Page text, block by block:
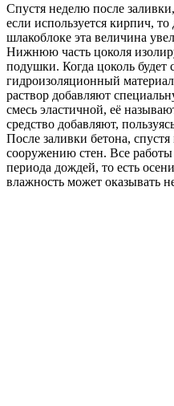
Спустя неделю после
если используется кирпич,
шлакоблоке эта величина
Нижнюю часть цоколя
подушки. Когда цоколь
гидроизоляционный
раствор добавляют
смесь эластичной, её
средство добавляют,
После заливки бетона,
сооружению стен. Все
периода дождей, то есть
влажность может оказывать